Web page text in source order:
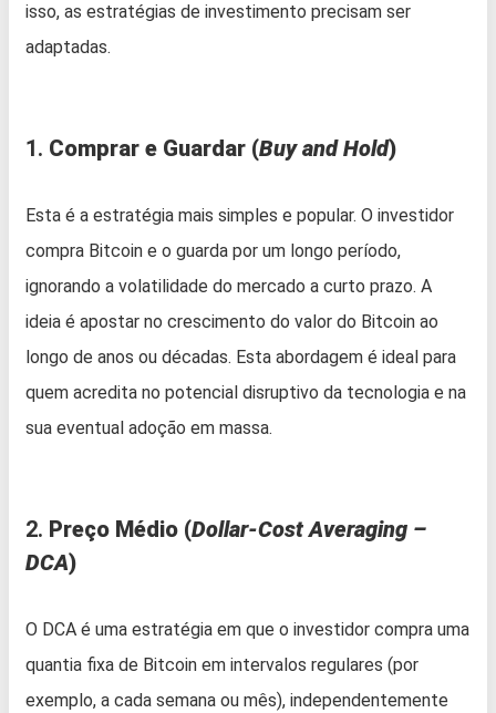
isso, as estratégias de investimento precisam ser
adaptadas.
1. Comprar e Guardar (Buy and Hold)
Esta é a estratégia mais simples e popular. O investidor
compra Bitcoin e o guarda por um longo período,
ignorando a volatilidade do mercado a curto prazo. A
ideia é apostar no crescimento do valor do Bitcoin ao
longo de anos ou décadas. Esta abordagem é ideal para
quem acredita no potencial disruptivo da tecnologia e na
sua eventual adoção em massa.
2. Preço Médio (Dollar-Cost Averaging –
DCA)
O DCA é uma estratégia em que o investidor compra uma
quantia fixa de Bitcoin em intervalos regulares (por
exemplo, a cada semana ou mês), independentemente